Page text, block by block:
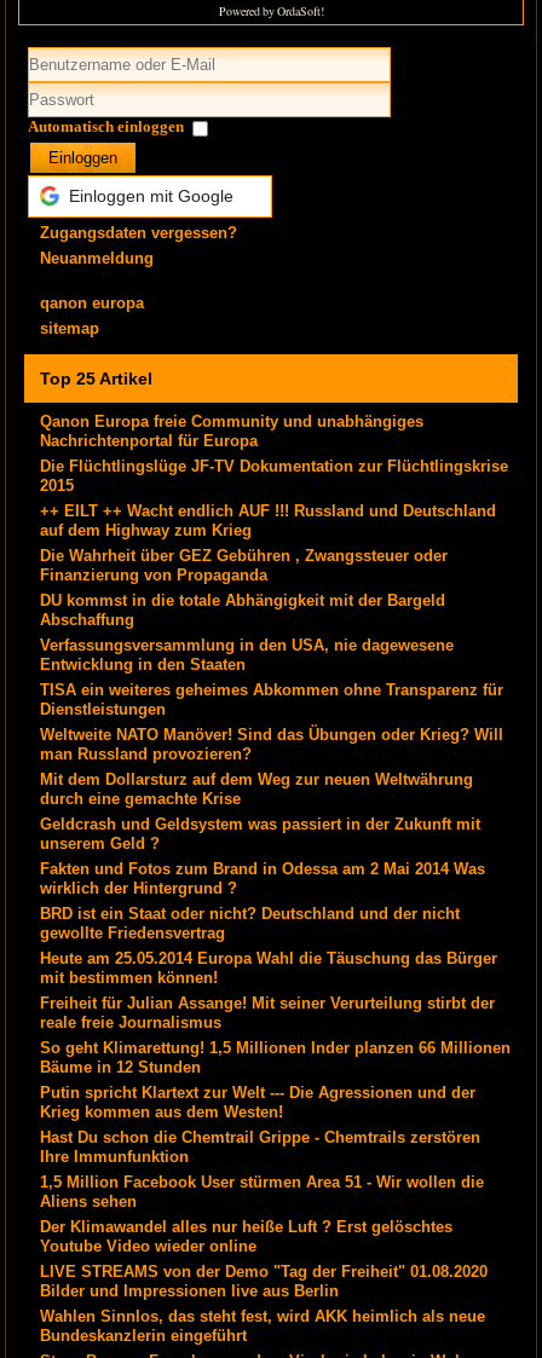
Powered by OrdaSoft!
Automatisch einloggen
Einloggen
Einloggen mit Google
Zugangsdaten vergessen?
Neuanmeldung
qanon europa
sitemap
Top 25 Artikel
Qanon Europa freie Community und unabhängiges
Nachrichtenportal für Europa
Die Flüchtlingslüge JF-TV Dokumentation zur Flüchtlingskrise
2015
++ EILT ++ Wacht endlich AUF !!! Russland und Deutschland
auf dem Highway zum Krieg
Die Wahrheit über GEZ Gebühren , Zwangssteuer oder
Finanzierung von Propaganda
DU kommst in die totale Abhängigkeit mit der Bargeld
Abschaffung
Verfassungsversammlung in den USA, nie dagewesene
Entwicklung in den Staaten
TISA ein weiteres geheimes Abkommen ohne Transparenz für
Dienstleistungen
Weltweite NATO Manöver! Sind das Übungen oder Krieg? Will
man Russland provozieren?
Mit dem Dollarsturz auf dem Weg zur neuen Weltwährung
durch eine gemachte Krise
Geldcrash und Geldsystem was passiert in der Zukunft mit
unserem Geld ?
Fakten und Fotos zum Brand in Odessa am 2 Mai 2014 Was
wirklich der Hintergrund ?
BRD ist ein Staat oder nicht? Deutschland und der nicht
gewollte Friedensvertrag
Heute am 25.05.2014 Europa Wahl die Täuschung das Bürger
mit bestimmen können!
Freiheit für Julian Assange! Mit seiner Verurteilung stirbt der
reale freie Journalismus
So geht Klimarettung! 1,5 Millionen Inder planzen 66 Millionen
Bäume in 12 Stunden
Putin spricht Klartext zur Welt --- Die Agressionen und der
Krieg kommen aus dem Westen!
Hast Du schon die Chemtrail Grippe - Chemtrails zerstören
Ihre Immunfunktion
1,5 Million Facebook User stürmen Area 51 - Wir wollen die
Aliens sehen
Der Klimawandel alles nur heiße Luft ? Erst gelöschtes
Youtube Video wieder online
LIVE STREAMS von der Demo "Tag der Freiheit" 01.08.2020
Bilder und Impressionen live aus Berlin
Wahlen Sinnlos, das steht fest, wird AKK heimlich als neue
Bundeskanzlerin eingeführt